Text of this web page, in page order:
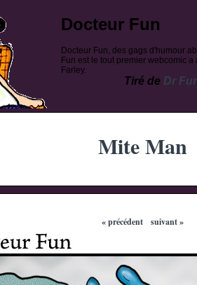
Docteur Fun
Docteur Fun, des gags d'humour
Fun est le tout premier webcomic
Farley.
Tiré de Dr
Mite Man
« précédent suivant »